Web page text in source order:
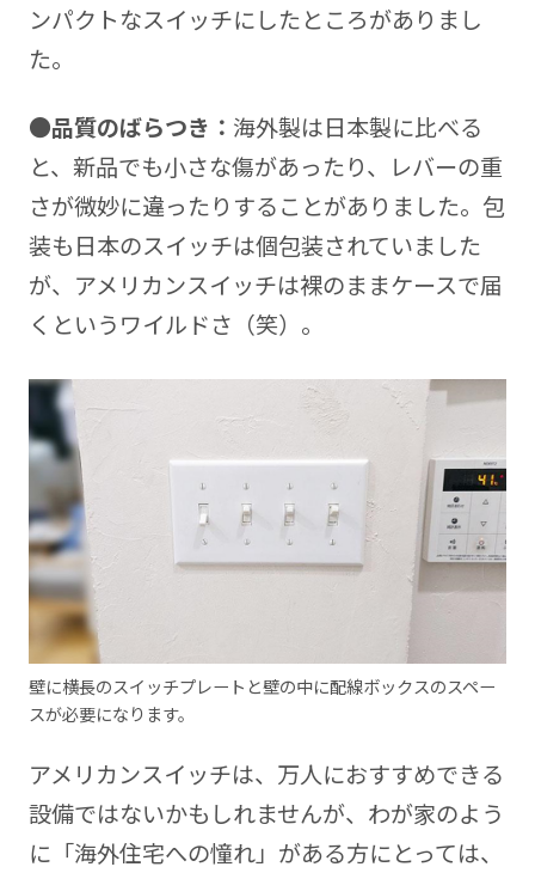
ンパクトなスイッチにしたところがありまし
た。
●品質のばらつき： 海外製は日本製に比べる
と、新品でも小さな傷があったり、レバーの重
さが微妙に違ったりすることがありました。包
装も日本のスイッチは個包装されていました
が、アメリカンスイッチは裸のままケースで届
くというワイルドさ（笑）。
壁に横長のスイッチプレートと壁の中に配線ボックスのスペー
スが必要になります。
アメリカンスイッチは、万人におすすめできる
設備ではないかもしれませんが、わが家のよう
に「海外住宅への憧れ」がある方にとっては、